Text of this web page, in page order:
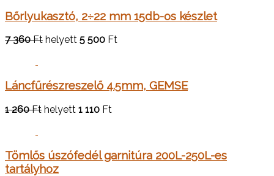
Bőrlyukasztó, 2÷22 mm 15db-os készlet
7 360 Ft helyett 5 500 Ft
Láncfűrészreszelő 4.5mm, GEMSE
1 260 Ft helyett 1 110 Ft
Tömlős úszófedél garnitúra 200L-250L-es
tartályhoz